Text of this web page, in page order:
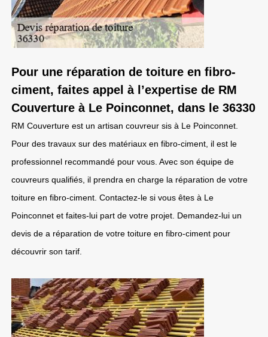
Pour une réparation de toiture en fibro-
ciment, faites appel à l’expertise de RM
Couverture à Le Poinconnet, dans le 36330
RM Couverture est un artisan couvreur sis à Le Poinconnet.
Pour des travaux sur des matériaux en fibro-ciment, il est le
professionnel recommandé pour vous. Avec son équipe de
couvreurs qualifiés, il prendra en charge la réparation de votre
toiture en fibro-ciment. Contactez-le si vous êtes à Le
Poinconnet et faites-lui part de votre projet. Demandez-lui un
devis de a réparation de votre toiture en fibro-ciment pour
découvrir son tarif.